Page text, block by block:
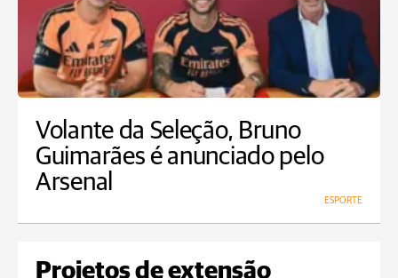
Volante da Seleção, Bruno
Guimarães é anunciado pelo
Arsenal
ESPORTE
Projetos de extensão